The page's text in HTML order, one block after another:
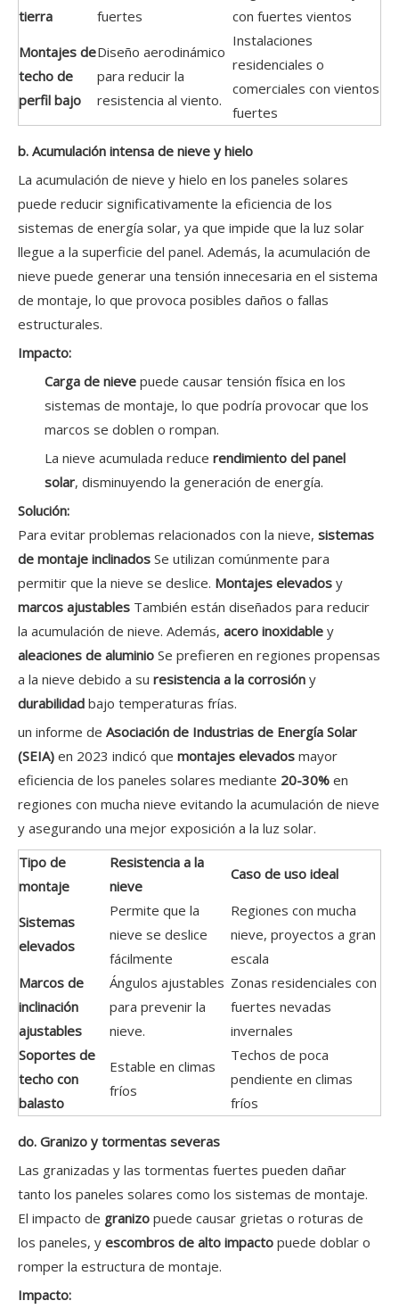
tierra
fuertes
con fuertes vientos
Montajes de
techo de
perfil bajo
Diseño aerodinámico
para reducir la
resistencia al viento.
Instalaciones
residenciales o
comerciales con vientos
fuertes
b. Acumulación intensa de nieve y hielo
La acumulación de nieve y hielo en los paneles solares
puede reducir significativamente la eficiencia de los
sistemas de energía solar, ya que impide que la luz solar
llegue a la superficie del panel. Además, la acumulación de
nieve puede generar una tensión innecesaria en el sistema
de montaje, lo que provoca posibles daños o fallas
estructurales.
Impacto:
Carga de nieve puede causar tensión física en los
sistemas de montaje, lo que podría provocar que los
marcos se doblen o rompan.
La nieve acumulada reduce rendimiento del panel
solar, disminuyendo la generación de energía.
Solución:
Para evitar problemas relacionados con la nieve, sistemas
de montaje inclinados Se utilizan comúnmente para
permitir que la nieve se deslice. Montajes elevados y
marcos ajustables También están diseñados para reducir
la acumulación de nieve. Además, acero inoxidable y
aleaciones de aluminio Se prefieren en regiones propensas
a la nieve debido a su resistencia a la corrosión y
durabilidad bajo temperaturas frías.
un informe de Asociación de Industrias de Energía Solar
(SEIA) en 2023 indicó que montajes elevados mayor
eficiencia de los paneles solares mediante 20-30% en
regiones con mucha nieve evitando la acumulación de nieve
y asegurando una mejor exposición a la luz solar.
Tipo de
montaje
Resistencia a la
nieve
Caso de uso ideal
Sistemas
elevados
Permite que la
nieve se deslice
fácilmente
Regiones con mucha
nieve, proyectos a gran
escala
Marcos de
inclinación
ajustables
Ángulos ajustables
para prevenir la
nieve.
Zonas residenciales con
fuertes nevadas
invernales
Soportes de
techo con
balasto
Estable en climas
fríos
Techos de poca
pendiente en climas
fríos
do. Granizo y tormentas severas
Las granizadas y las tormentas fuertes pueden dañar
tanto los paneles solares como los sistemas de montaje.
El impacto de granizo puede causar grietas o roturas de
los paneles, y escombros de alto impacto puede doblar o
romper la estructura de montaje.
Impacto: